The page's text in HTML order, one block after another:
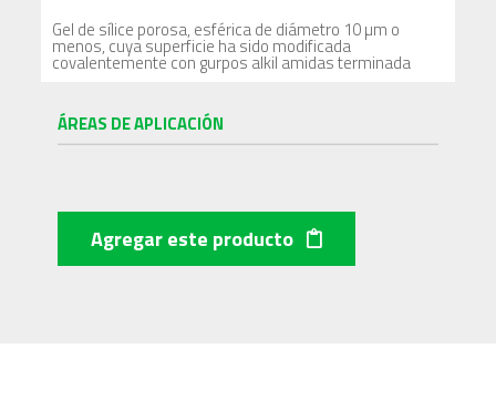
Gel de sílice porosa, esférica de diámetro 10 µm o
menos, cuya superficie ha sido modificada
covalentemente con gurpos alkil amidas terminada
ÁREAS DE APLICACIÓN
Agregar este producto